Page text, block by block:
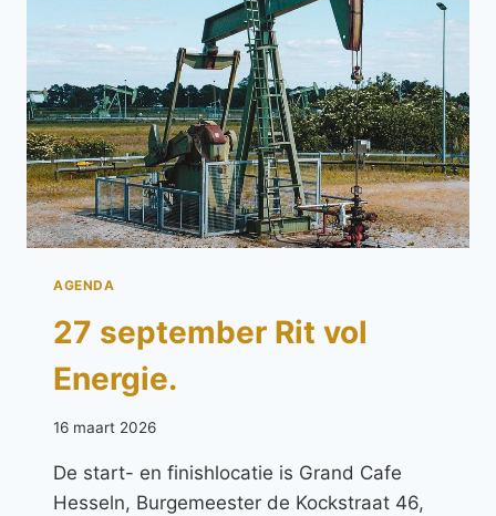
AGENDA
27 september Rit vol
Energie.
16 maart 2026
De start- en finishlocatie is Grand Cafe
Hesseln, Burgemeester de Kockstraat 46,